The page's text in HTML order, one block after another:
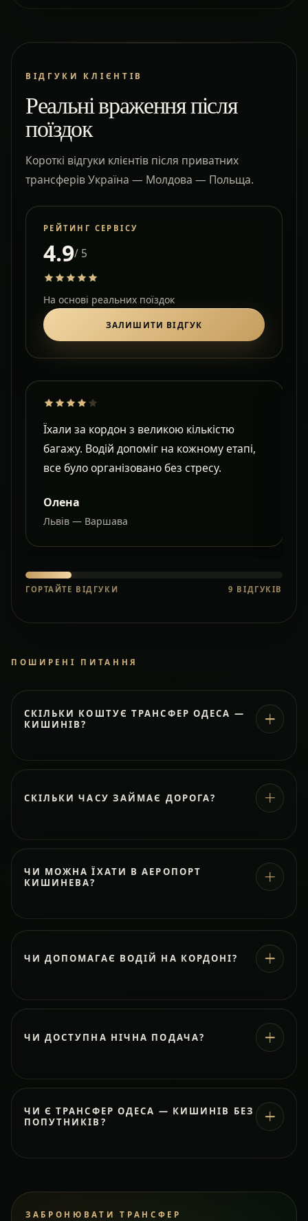
ВІДГУКИ КЛІЄНТІВ
Реальні враження після
поїздок
Короткі відгуки клієнтів після приватних
трансферів Україна — Молдова — Польща.
РЕЙТИНГ СЕРВІСУ
4.9/ 5
На основі реальних поїздок
ЗАЛИШИТИ ВІДГУК
Їхали за кордон з великою кількістю
багажу. Водій допоміг на кожному етапі,
все було організовано без стресу.
Олена
Львів — Варшава
ГОРТАЙТЕ ВІДГУКИ 9 ВІДГУКІВ
ПОШИРЕНІ ПИТАННЯ
СКІЛЬКИ КОШТУЄ ТРАНСФЕР ОДЕСА —
КИШИНІВ?
СКІЛЬКИ ЧАСУ ЗАЙМАЄ ДОРОГА?
ЧИ МОЖНА ЇХАТИ В АЕРОПОРТ
КИШИНЕВА?
ЧИ ДОПОМАГАЄ ВОДІЙ НА КОРДОНІ?
ЧИ ДОСТУПНА НІЧНА ПОДАЧА?
ЧИ Є ТРАНСФЕР ОДЕСА — КИШИНІВ БЕЗ
ПОПУТНИКІВ?
ЗАБРОНЮВАТИ ТРАНСФЕР